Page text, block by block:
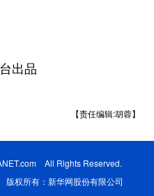
出品
【责任编辑:胡蓉】
All Rights Reserved.
权所有：新华网股份有限公司